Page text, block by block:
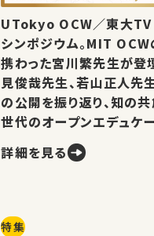
UTokyo OCW／東大
シンポジウム。MIT
携わった宮川繁先生が登
見俊哉先生、若山正人先
の公開を振り返り、知の
世代のオープンエデュケ
詳細を見る
特集